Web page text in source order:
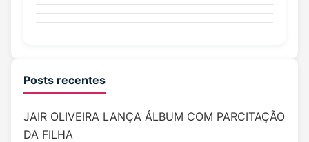
Posts recentes
JAIR OLIVEIRA LANÇA ÁLBUM COM PARCITAÇÃO
DA FILHA